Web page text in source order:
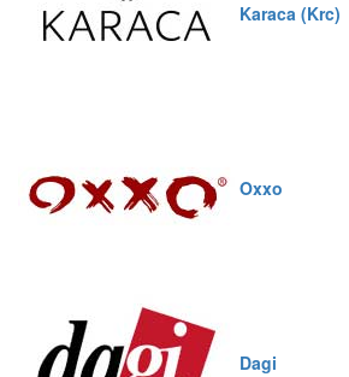
Karaca (Krc)
Oxxo
Dagi